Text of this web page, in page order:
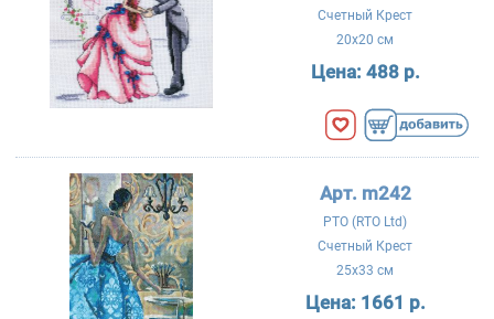
Счетный Крест
20x20 см
Цена: 488 р.
Арт. m242
РТО (RTO Ltd)
Счетный Крест
25x33 см
Цена: 1661 р.